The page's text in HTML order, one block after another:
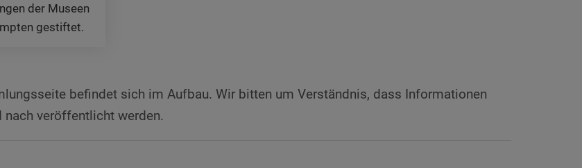
der Museen
gestiftet.
befindet sich im Aufbau. Wir bitten um Verständnis, dass Informationen
nach veröffentlicht werden.